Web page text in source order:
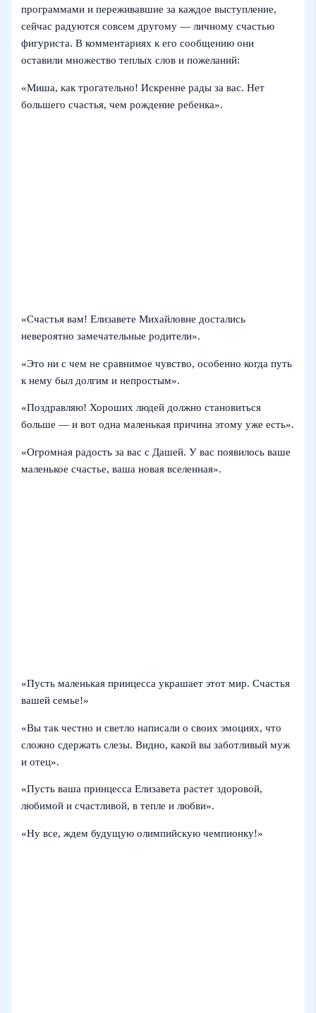
программами и переживавшие за каждое выступление,
сейчас радуются совсем другому — личному счастью
фигуриста. В комментариях к его сообщению они
оставили множество теплых слов и пожеланий:
«Миша, как трогательно! Искренне рады за вас. Нет
большего счастья, чем рождение ребенка».
«Счастья вам! Елизавете Михайловне достались
невероятно замечательные родители».
«Это ни с чем не сравнимое чувство, особенно когда путь
к нему был долгим и непростым».
«Поздравляю! Хороших людей должно становиться
больше — и вот одна маленькая причина этому уже есть».
«Огромная радость за вас с Дашей. У вас появилось ваше
маленькое счастье, ваша новая вселенная».
«Пусть маленькая принцесса украшает этот мир. Счастья
вашей семье!»
«Вы так честно и светло написали о своих эмоциях, что
сложно сдержать слезы. Видно, какой вы заботливый муж
и отец».
«Пусть ваша принцесса Елизавета растет здоровой,
любимой и счастливой, в тепле и любви».
«Ну все, ждем будущую олимпийскую чемпионку!»